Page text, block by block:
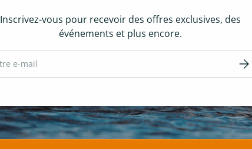
Inscrivez-vous pour recevoir des offres exclusives, des
événements et plus encore.